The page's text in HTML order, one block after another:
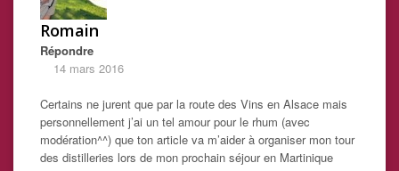
Romain
Répondre
14 mars 2016
Certains ne jurent que par la route des Vins en Alsace mais
personnellement j’ai un tel amour pour le rhum (avec
modération^^) que ton article va m’aider à organiser mon tour
des distilleries lors de mon prochain séjour en Martinique